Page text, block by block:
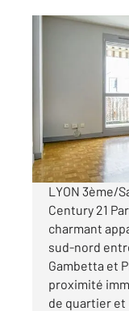
LYON 69003
, 3
Visiter le site
LYON 3ème/
Century 21
charmant
sud-nord
Gambetta et
proximité
de quartier et